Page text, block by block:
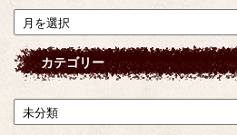
ア
ー
カ
イ
カテゴリー
カ
テ